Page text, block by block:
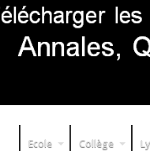
Ecole Collège